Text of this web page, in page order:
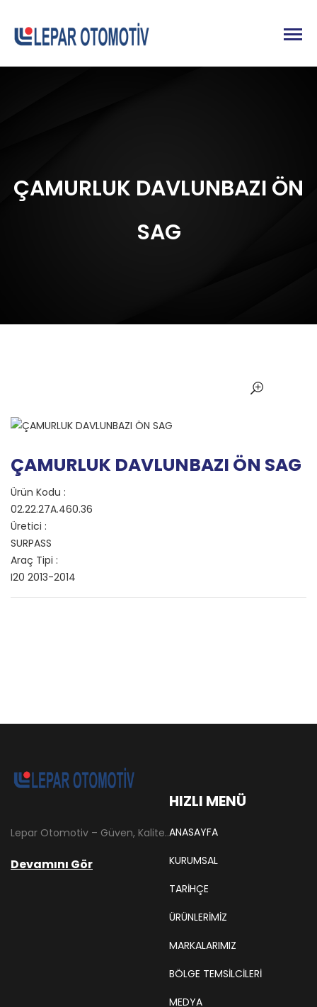
ÇAMURLUK DAVLUNBAZI ÖN
SAG
ÇAMURLUK DAVLUNBAZI ÖN SAG
Ürün Kodu :
02.22.27A.460.36
Üretici :
SURPASS
Araç Tipi :
I20 2013-2014
Lepar Otomotiv – Güven, Kalite ve İstikrarın Adresi Lepar Otomotiv, Türkiye’nin otomotiv yedek parça sektöründe köklü bir geçmişe sahip, yenilikçi ve öncü firmalarından biridir. 1966 yılında Hüsnü Leblebici tarafından Tokat’ta mütevazı bir girişim olarak kurulan firmamız, ilk etapta Ford kamyonları, Ford Otosan minibüsleri ve Anadol marka araçların ünite ve yedek parçalarının satışını gerçekleştirerek sektöre adım atmıştır.
Devamını Gör
HIZLI MENÜ
ANASAYFA
KURUMSAL
TARIHÇE
ÜRÜNLERİMİZ
MARKALARIMIZ
BÖLGE TEMSILCILERI
MEDYA